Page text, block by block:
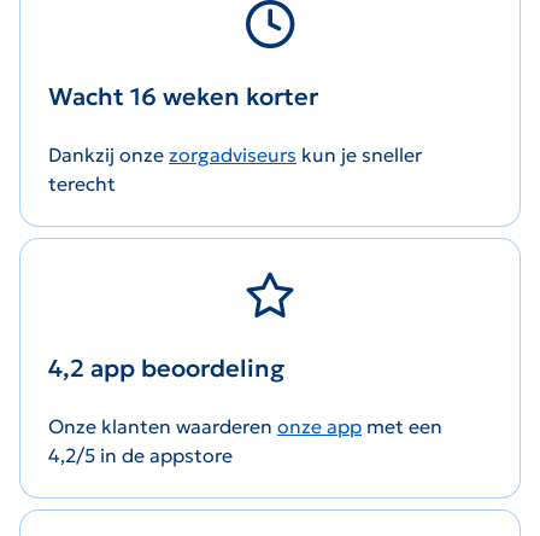
Wacht 16 weken korter
Dankzij onze zorgadviseurs kun je sneller
terecht
4,2 app beoordeling
Onze klanten waarderen onze app met een
4,2/5 in de appstore